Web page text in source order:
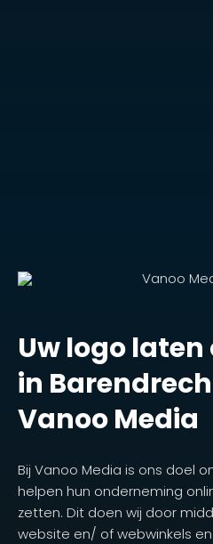
Uw logo
in
Vanoo Media
Bij Vanoo Media is ons doel
helpen hun onderneming
zetten. Dit doen wij door
website en/ of webwinkels